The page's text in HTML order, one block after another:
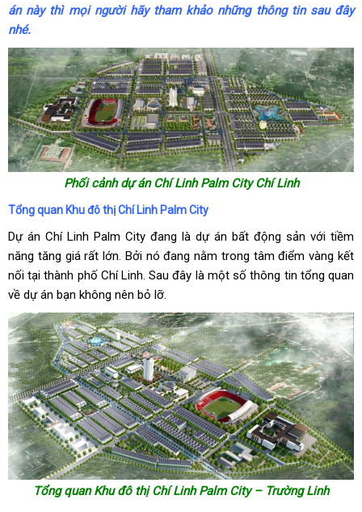
án này thì mọi người hãy tham khảo những thông tin sau đây
nhé.
Phối cảnh dự án Chí Linh Palm City Chí Linh
Tổng quan Khu đô thị Chí Linh Palm City
Dự án Chí Linh Palm City đang là dự án bất động sản với tiềm
năng tăng giá rất lớn. Bởi nó đang nằm trong tâm điểm vàng kết
nối tại thành phố Chí Linh. Sau đây là một số thông tin tổng quan
về dự án bạn không nên bỏ lỡ.
Tổng quan Khu đô thị Chí Linh Palm City – Trường Linh